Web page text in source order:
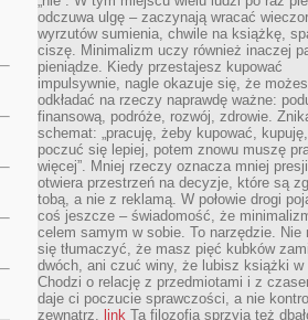
odczuwa ulgę – zaczynają wracać
wyrzutów sumienia, chwile na książkę,
ciszę. Minimalizm uczy również inaczej
pieniądze. Kiedy przestajesz kupować
impulsywnie, nagle okazuje się, że
odkładać na rzeczy naprawdę ważne:
finansową, podróże, rozwój, zdrowie.
schemat: „pracuję, żeby kupować,
poczuć się lepiej, potem znowu muszę
więcej”. Mniej rzeczy oznacza mniej
otwiera przestrzeń na decyzje, które są
tobą, a nie z reklamą. W połowie drogi
coś jeszcze – świadomość, że
celem samym w sobie. To narzędzie. Nie
się tłumaczyć, że masz pięć kubków
dwóch, ani czuć winy, że lubisz książki w
Chodzi o relację z przedmiotami i z
daje ci poczucie sprawczości, a nie
zewnątrz. link Ta filozofia sprzyja też